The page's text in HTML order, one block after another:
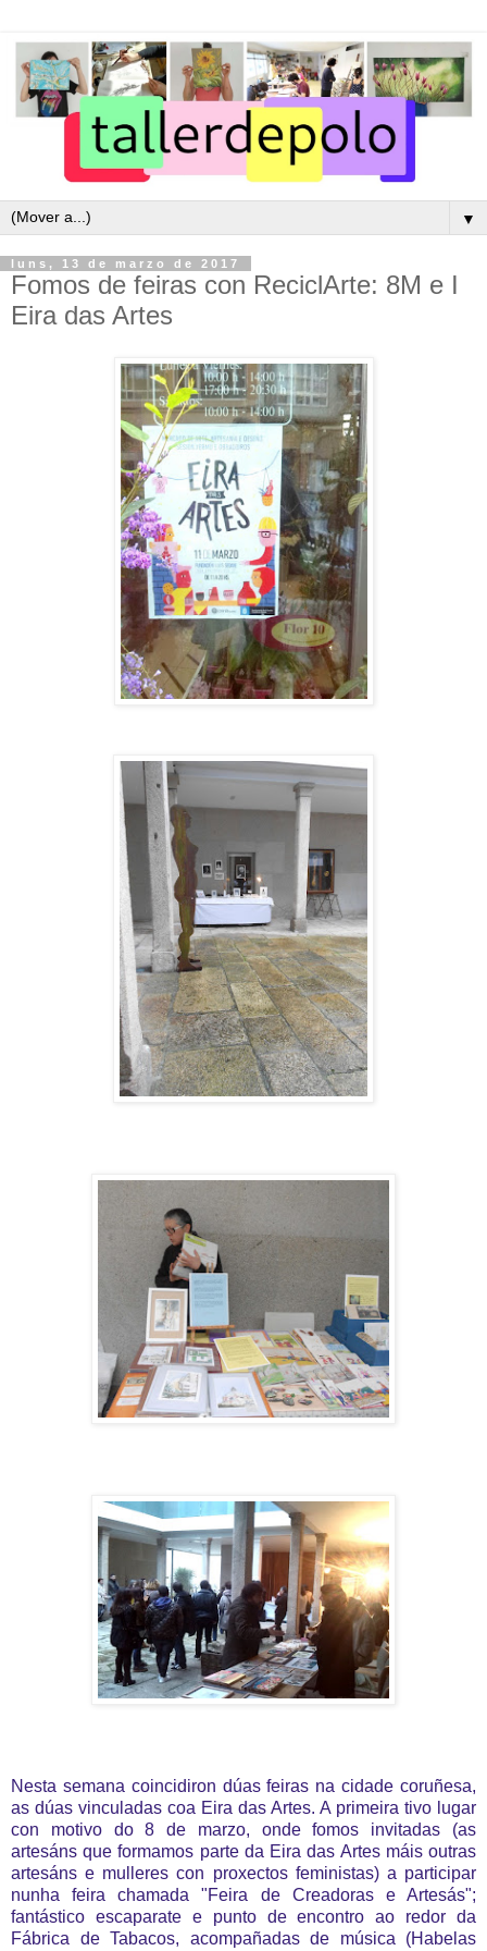
▼
luns, 13 de marzo de 2017
Fomos de feiras con ReciclArte: 8M e I
Eira das Artes
Nesta semana coincidiron dúas feiras na cidade coruñesa,
as dúas vinculadas coa Eira das Artes. A primeira tivo lugar
con motivo do 8 de marzo, onde fomos invitadas (as
artesáns que formamos parte da Eira das Artes máis outras
artesáns e mulleres con proxectos feministas) a participar
nunha feira chamada "Feira de Creadoras e Artesás";
fantástico escaparate e punto de encontro ao redor da
Fábrica de Tabacos, acompañadas de música (Habelas